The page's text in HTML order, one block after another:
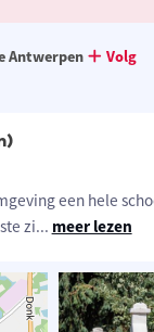
Antwerpen
Volg
een hele
zi... meer lezen